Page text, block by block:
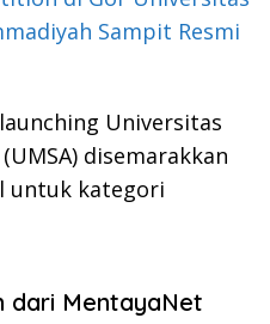
Sampit Resmi
Universitas
disemarakkan
untuk kategori
dari MentayaNet